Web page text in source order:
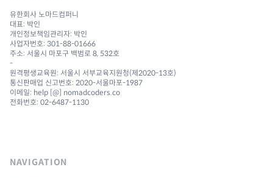
유한회사 노마드컴퍼니
대표: 박인
개인정보책임관리자: 박인
사업자번호: 301-88-01666
주소: 서울시 마포구 백범로 8, 532호
-
원격평생교육원: 서울시 서부교육지원청(제2020-13호)
통신판매업 신고번호: 2020-서울마포-1987
이메일: help [@] nomadcoders.co
전화번호: 02-6487-1130
NAVIGATION